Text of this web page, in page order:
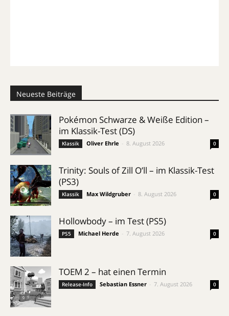
Neueste Beiträge
Pokémon Schwarze & Weiße Edition –
im Klassik-Test (DS)
Klassik Oliver Ehrle 8. August 2026 0
Trinity: Souls of Zill O’ll – im Klassik-Test
(PS3)
Klassik Max Wildgruber 8. August 2026 0
Hollowbody – im Test (PS5)
PS5 Michael Herde 7. August 2026 0
TOEM 2 – hat einen Termin
Release-Info Sebastian Essner 7. August 2026 0